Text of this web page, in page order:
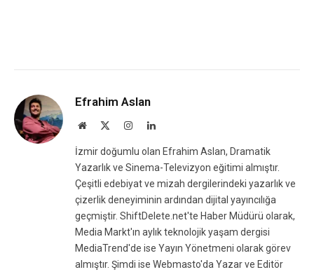
Efrahim Aslan
Website InstagramLinkedIn
İzmir doğumlu olan Efrahim Aslan, Dramatik
Yazarlık ve Sinema-Televizyon eğitimi almıştır.
Çeşitli edebiyat ve mizah dergilerindeki yazarlık ve
çizerlik deneyiminin ardından dijital yayıncılığa
geçmiştir. ShiftDelete.net'te Haber Müdürü olarak,
Media Markt'ın aylık teknolojik yaşam dergisi
MediaTrend'de ise Yayın Yönetmeni olarak görev
almıştır. Şimdi ise Webmasto'da Yazar ve Editör